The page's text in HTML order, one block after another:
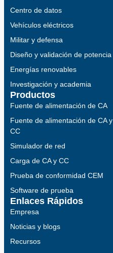
Centro de datos
Vehículos eléctricos
Militar y defensa
Diseño y validación de potencia
Energías renovables
Investigación y academia
Productos
Fuente de alimentación de CA
Fuente de alimentación de CA y
CC
Simulador de red
Carga de CA y CC
Prueba de conformidad CEM
Software de prueba
Enlaces Rápidos
Empresa
Noticias y blogs
Recursos